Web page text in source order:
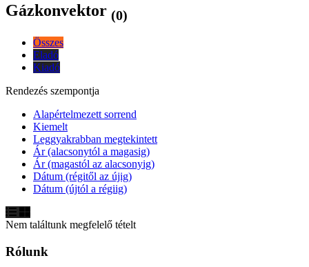
Gázkonvektor (0)
Összes
Eladó
Kiadó
Rendezés szempontja
Alapértelmezett sorrend
Kiemelt
Leggyakrabban megtekintett
Ár (alacsonytól a magasig)
Ár (magastól az alacsonyig)
Dátum (régitől az újig)
Dátum (újtól a régiig)
Nem találtunk megfelelő tételt
Rólunk